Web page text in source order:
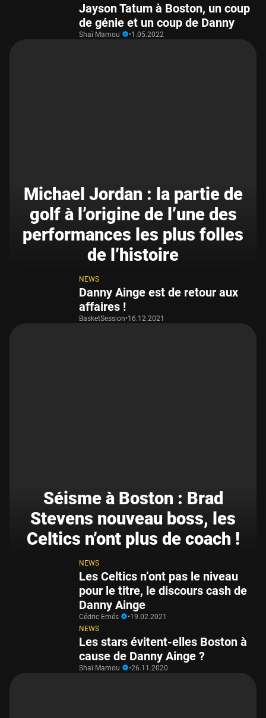
Jayson Tatum à Boston, un coup
de génie et un coup de Danny
Shaï Mamou •1.05.2022
Michael Jordan : la partie de
golf à l’origine de l’une des
performances les plus folles
de l’histoire
NEWS
Danny Ainge est de retour aux
affaires !
BasketSession•16.12.2021
Séisme à Boston : Brad
Stevens nouveau boss, les
Celtics n’ont plus de coach !
NEWS
Les Celtics n’ont pas le niveau
pour le titre, le discours cash de
Danny Ainge
Cédric Emés •19.02.2021
NEWS
Les stars évitent-elles Boston à
cause de Danny Ainge ?
Shaï Mamou •26.11.2020